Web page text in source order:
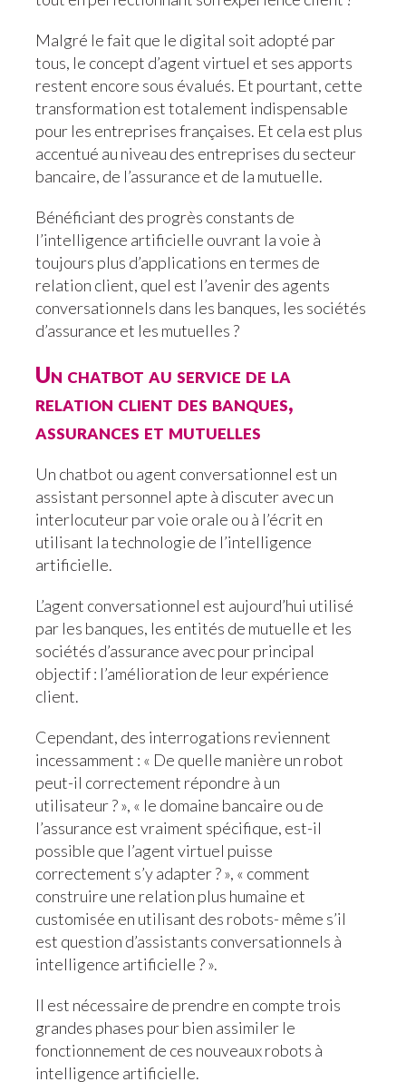
Malgré le fait que le digital soit adopté par
tous, le concept d’agent virtuel et ses apports
restent encore sous évalués. Et pourtant, cette
transformation est totalement indispensable
pour les entreprises françaises. Et cela est plus
accentué au niveau des entreprises du secteur
bancaire, de l’assurance et de la mutuelle.
Bénéficiant des progrès constants de
l’intelligence artificielle ouvrant la voie à
toujours plus d’applications en termes de
relation client, quel est l’avenir des agents
conversationnels dans les banques, les sociétés
d’assurance et les mutuelles ?
Un chatbot au service de la
relation client des banques,
assurances et mutuelles
Un chatbot ou agent conversationnel est un
assistant personnel apte à discuter avec un
interlocuteur par voie orale ou à l’écrit en
utilisant la technologie de l’intelligence
artificielle.
L’agent conversationnel est aujourd’hui utilisé
par les banques, les entités de mutuelle et les
sociétés d’assurance avec pour principal
objectif : l’amélioration de leur expérience
client.
Cependant, des interrogations reviennent
incessamment : « De quelle manière un robot
peut-il correctement répondre à un
utilisateur ? », « le domaine bancaire ou de
l’assurance est vraiment spécifique, est-il
possible que l’agent virtuel puisse
correctement s’y adapter ? », « comment
construire une relation plus humaine et
customisée en utilisant des robots- même s’il
est question d’assistants conversationnels à
intelligence artificielle ? ».
Il est nécessaire de prendre en compte trois
grandes phases pour bien assimiler le
fonctionnement de ces nouveaux robots à
intelligence artificielle.